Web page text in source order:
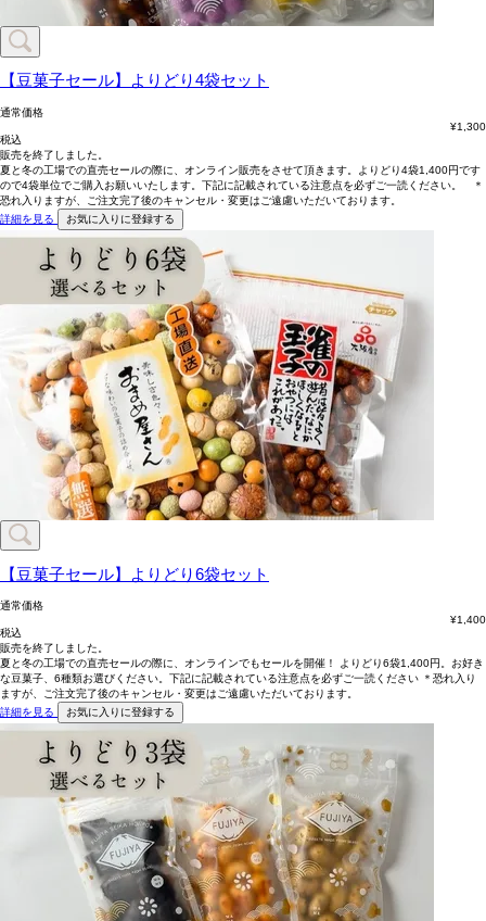
【豆菓子セール】よりどり4袋セット
通常価格
¥1,300
税込
販売を終了しました。
夏と冬の工場での直売セールの際に、オンライン販売をさせて頂きます。よりどり4袋1,400円です
ので4袋単位でご購入お願いいたします。下記に記載されている注意点を必ずご一読ください。 ＊
恐れ入りますが、ご注文完了後のキャンセル・変更はご遠慮いただいております。
詳細を見る
お気に入りに登録する
【豆菓子セール】よりどり6袋セット
通常価格
¥1,400
税込
販売を終了しました。
夏と冬の工場での直売セールの際に、オンラインでもセールを開催！ よりどり6袋1,400円。お好き
な豆菓子、6種類お選びください。下記に記載されている注意点を必ずご一読ください ＊恐れ入り
ますが、ご注文完了後のキャンセル・変更はご遠慮いただいております。
詳細を見る
お気に入りに登録する